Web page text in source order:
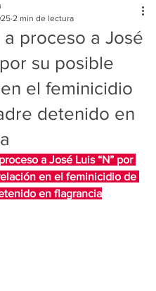
a proceso a José
por su posible
el feminicidio
detenido en
2 min de lectura
a José Luis “N” por
en el feminicidio de
en flagrancia